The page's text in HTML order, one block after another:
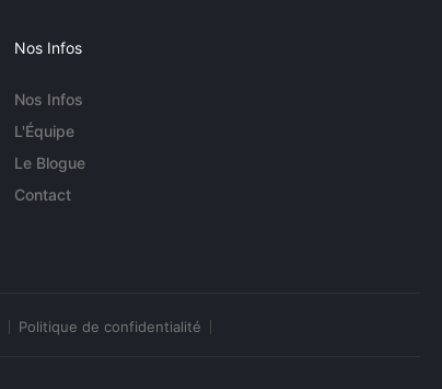
Nos Infos
Nos Infos
L'Équipe
Le Blogue
Contact
Politique de confidentialité